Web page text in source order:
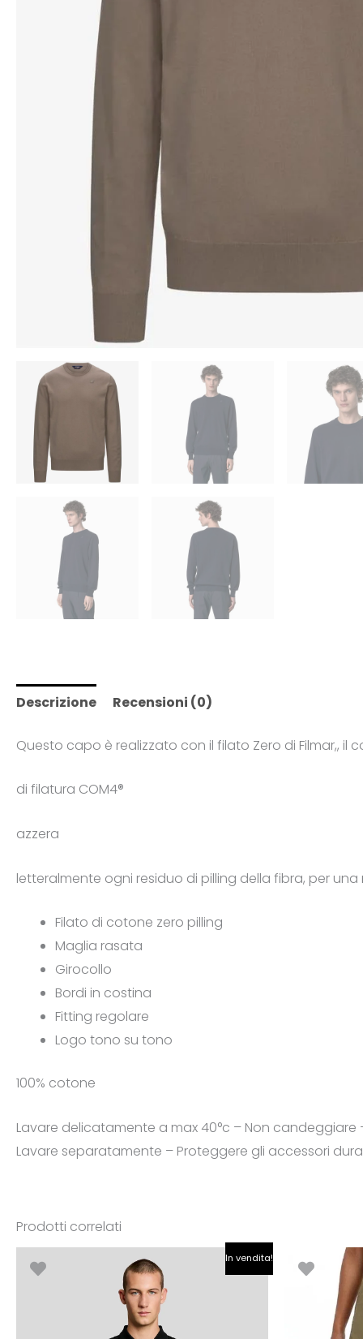
Descrizione Recensioni (0)
Questo capo è realizzato con il filato Zero di Filmar,, il
di filatura COM4®
azzera
letteralmente ogni residuo di pilling della fibra, per
Filato di cotone zero pilling
Maglia rasata
Girocollo
Bordi in costina
Fitting regolare
Logo tono su tono
100% cotone
Lavare delicatamente a max 40°c – Non
Lavare separatamente – Proteggere gli accessori
Prodotti correlati
In vendita!
prezzo
originale
era:
€80.00.